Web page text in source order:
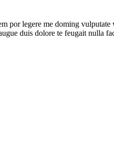
legere me doming
duis dolore te feugait